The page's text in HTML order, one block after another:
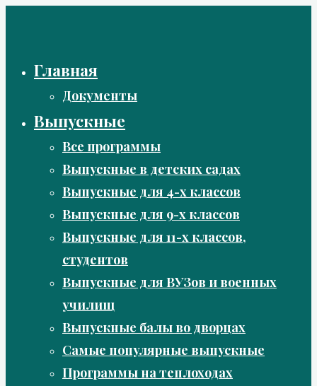
Главная
Документы
Выпускные
Все программы
Выпускные в детских садах
Выпускные для 4-х классов
Выпускные для 9-х классов
Выпускные для 11-х классов,
студентов
Выпускные для ВУЗов и военных
училищ
Выпускные балы во дворцах
Самые популярные выпускные
Программы на теплоходах